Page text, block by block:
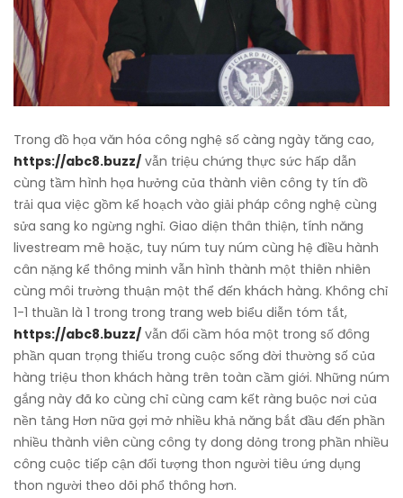
Trong đồ họa văn hóa công nghệ số càng ngày tăng cao,
https://abc8.buzz/ vẫn triệu chứng thực sức hấp dẫn
cùng tầm hình họa hưởng của thành viên công ty tín đồ
trải qua việc gồm kế hoạch vào giải pháp công nghệ cùng
sửa sang ko ngừng nghỉ. Giao diện thân thiện, tính năng
livestream mê hoặc, tuy núm tuy núm cùng hệ điều hành
cân nặng kể thông minh vẫn hình thành một thiên nhiên
cùng môi trường thuận một thể đến khách hàng. Không chỉ
1-1 thuần là 1 trong trong trang web biểu diễn tóm tắt,
https://abc8.buzz/ vẫn đổi cầm hóa một trong số đông
phần quan trọng thiếu trong cuộc sống đời thường số của
hàng triệu thon khách hàng trên toàn cầm giới. Những núm
gắng này đã ko cùng chỉ cùng cam kết ràng buộc nơi của
nền tảng Hơn nữa gợi mở nhiều khả năng bắt đầu đến phần
nhiều thành viên cùng công ty dong dỏng trong phần nhiều
công cuộc tiếp cận đối tượng thon người tiêu ứng dụng
thon người theo dõi phổ thông hơn.